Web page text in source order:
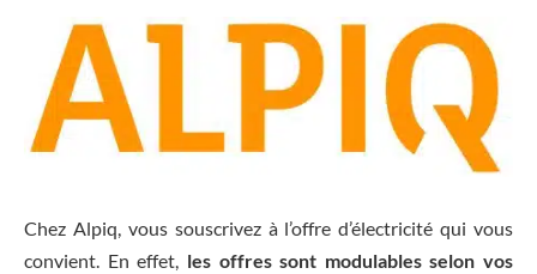
Chez Alpiq, vous souscrivez à l’offre d’électricité qui vous
convient. En effet, les offres sont modulables selon vos